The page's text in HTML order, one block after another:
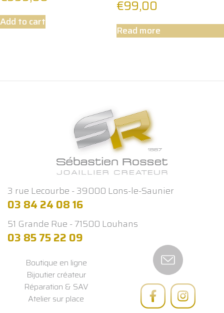
Add to cart
€99,00
Read more
Boutique en ligne
Bijoutier créateur
Réparation & SAV
Atelier sur place
3 rue Lecourbe - 39000 Lons-le-Saunier
03 84 24 08 16
51 Grande Rue - 71500 Louhans
03 85 75 22 09